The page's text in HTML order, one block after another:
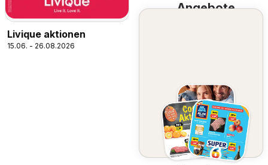
Livique aktionen
15.06. - 26.08.2026
Angebote